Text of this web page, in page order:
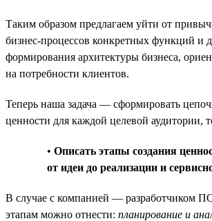
Таким образом предлагаем уйти от
бизнес-процессов конкретных функций и
формирования архитектуры бизнеса,
на потребности клиентов.
Теперь наша задача — сформировать
ценности для каждой целевой аудитории,
• Описать этапы создания
от идеи до реализации и
В случае с компанией — разработчиком
этапам можно отнести: планирование и